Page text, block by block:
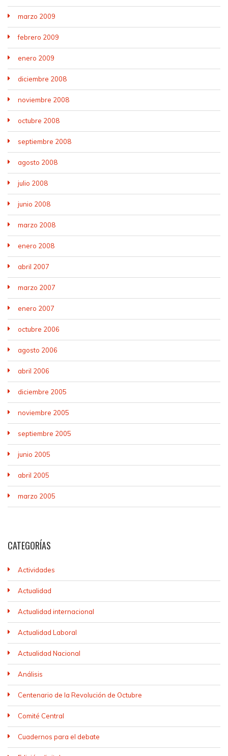
marzo 2009
febrero 2009
enero 2009
diciembre 2008
noviembre 2008
octubre 2008
septiembre 2008
agosto 2008
julio 2008
junio 2008
marzo 2008
enero 2008
abril 2007
marzo 2007
enero 2007
octubre 2006
agosto 2006
abril 2006
diciembre 2005
noviembre 2005
septiembre 2005
junio 2005
abril 2005
marzo 2005
CATEGORÍAS
Actividades
Actualidad
Actualidad internacional
Actualidad Laboral
Actualidad Nacional
Análisis
Centenario de la Revolución de Octubre
Comité Central
Cuadernos para el debate